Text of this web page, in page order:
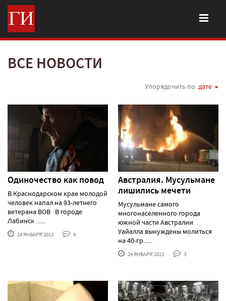
ВСЕ НОВОСТИ
Упорядочить по:дате
Одиночество как повод
В Краснодарском крае молодой
человек напал на 93-летнего
ветерана ВОВ В городе
Лабинск ......
24 ЯНВАРЯ'2013 4
Австралия. Мусульмане
лишились мечети
Мусульмане самого
многонаселенного города
южной части Австралии
Уайалла вынуждены молиться
на 40-гр......
24 ЯНВАРЯ'2013 3